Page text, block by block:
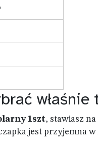
właśnie
1szt, stawiasz
jest przyjemna